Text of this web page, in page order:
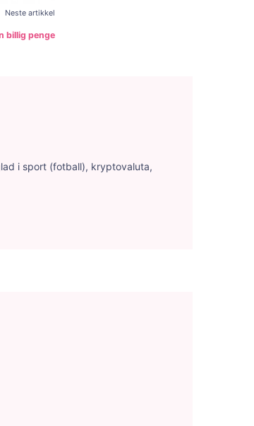
Neste artikkel
billig penge
i sport (fotball), kryptovaluta,